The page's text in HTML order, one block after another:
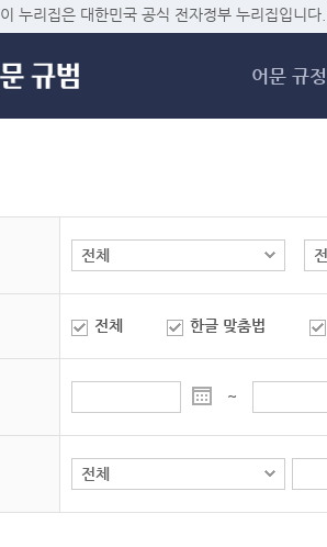
메
이 누리집은 대한민국 공식 전자정부 누리집입니다.
어문 규정
전체 한글 맞춤법
~